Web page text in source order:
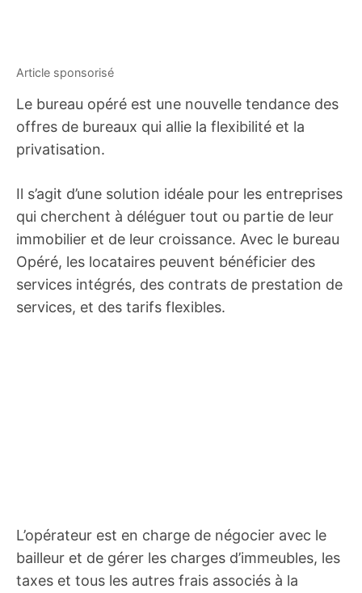
Le bureau opéré est une nouvelle tendance des
offres de bureaux qui allie la flexibilité et la
privatisation.
Il s’agit d’une solution idéale pour les entreprises
qui cherchent à déléguer tout ou partie de leur
immobilier et de leur croissance. Avec le bureau
Opéré, les locataires peuvent bénéficier des
services intégrés, des contrats de prestation de
services, et des tarifs flexibles.
L’opérateur est en charge de négocier avec le
bailleur et de gérer les charges d’immeubles, les
taxes et tous les autres frais associés à la